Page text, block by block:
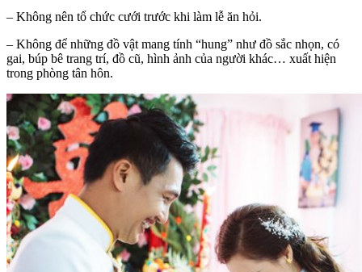
– Không nên tổ chức cưới trước khi làm lễ ăn hỏi.
– Không để những đồ vật mang tính “hung” như đồ sắc nhọn, có
gai, búp bê trang trí, đồ cũ, hình ảnh của người khác… xuất hiện
trong phòng tân hôn.